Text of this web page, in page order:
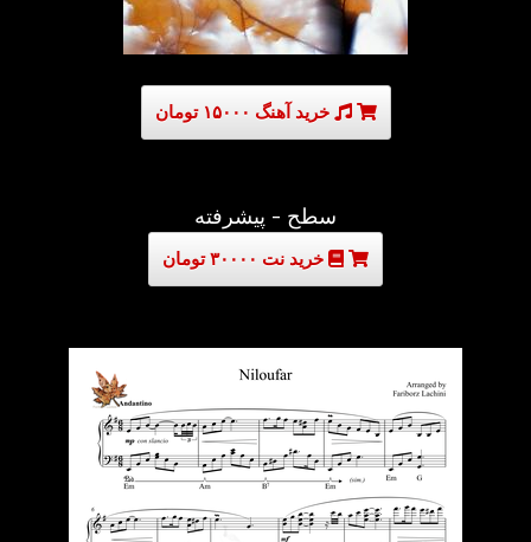
خرید آهنگ ۱۵۰۰۰ تومان
سطح - پیشرفته
خرید نت ۳۰۰۰۰ تومان